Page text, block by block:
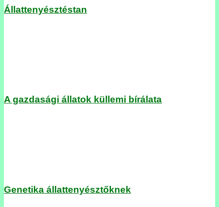
Állattenyésztéstan
A gazdasági állatok küllemi bírálata
Genetika állattenyésztőknek